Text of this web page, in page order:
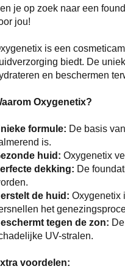
je op zoek naar een
jou!
is een
biedt. De
en beschermen
Oxygenetix?
formule: De basis
is.
huid: Oxygenetix
dekking: De
de huid: Oxygenetix
het
tegen de zon:
UV-stralen.
voordelen: